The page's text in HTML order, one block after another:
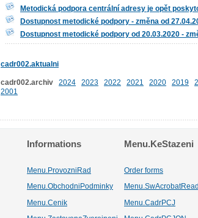
Metodická podpora centrální adresy je opět
Dostupnost metodické podpory - změna od
Dostupnost metodické podpory od 20.03.2020 -
cadr002.aktualni
cadr002.archiv 2024 2023 2022 2021 2020 2019
2001
Informations Menu.KeStazeni
Menu.ProvozniRad Order forms
Menu.ObchodniPodminky
Menu.Cenik Menu.CadrPCJ